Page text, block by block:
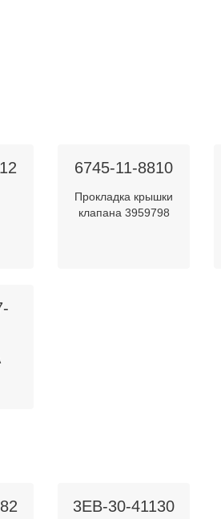
6745-11-8810
Прокладка крышки
клапана 3959798
3EB-30-41130